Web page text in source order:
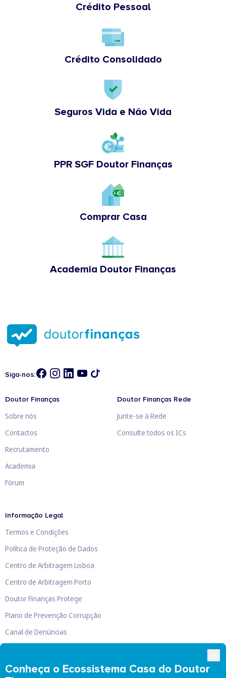
Crédito Pessoal
Crédito Consolidado
Seguros Vida e Não Vida
PPR SGF Doutor Finanças
Comprar Casa
Academia Doutor Finanças
Conheça o Ecossistema Casa do Doutor
Siga-nos:
Doutor Finanças
Sobre nós
Contactos
Recrutamento
Academia
Fórum
Doutor Finanças Rede
Junte-se à Rede
Consulte todos os ICs
Informação Legal
Termos e Condições
Política de Proteção de Dados
Centro de Arbitragem Lisboa
Centro de Arbitragem Porto
Doutor Finanças Protege
Plano de Prevenção Corrupção
Canal de Denúncias